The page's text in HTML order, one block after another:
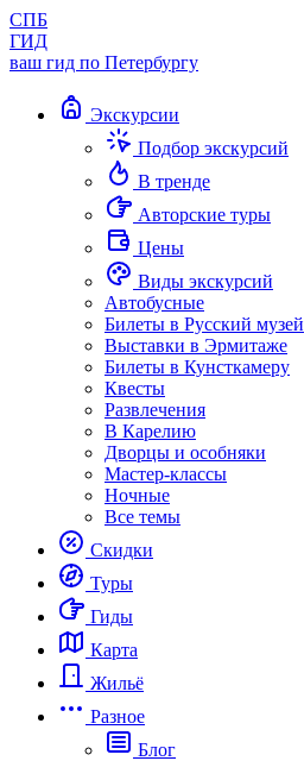
СПБ
ГИД
ваш гид по Петербургу
Экскурсии
Подбор экскурсий
В тренде
Авторские туры
Цены
Виды экскурсий
Автобусные
Билеты в Русский музей
Выставки в Эрмитаже
Билеты в Кунсткамеру
Квесты
Развлечения
В Карелию
Дворцы и особняки
Мастер-классы
Ночные
Все темы
Скидки
Туры
Гиды
Карта
Жильё
Разное
Блог